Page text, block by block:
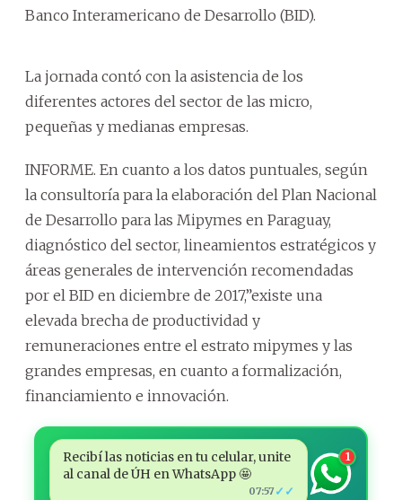
Banco Interamericano de Desarrollo (BID).
La jornada contó con la asistencia de los
diferentes actores del sector de las micro,
pequeñas y medianas empresas.
INFORME. En cuanto a los datos puntuales, según
la consultoría para la elaboración del Plan Nacional
de Desarrollo para las Mipymes en Paraguay,
diagnóstico del sector, lineamientos estratégicos y
áreas generales de intervención recomendadas
por el BID en diciembre de 2017,”existe una
elevada brecha de productividad y
remuneraciones entre el estrato mipymes y las
grandes empresas, en cuanto a formalización,
financiamiento e innovación.
Recibí las noticias en tu celular, unite
al canal de ÚH en WhatsApp 🤩
07:57 ✓✓
1